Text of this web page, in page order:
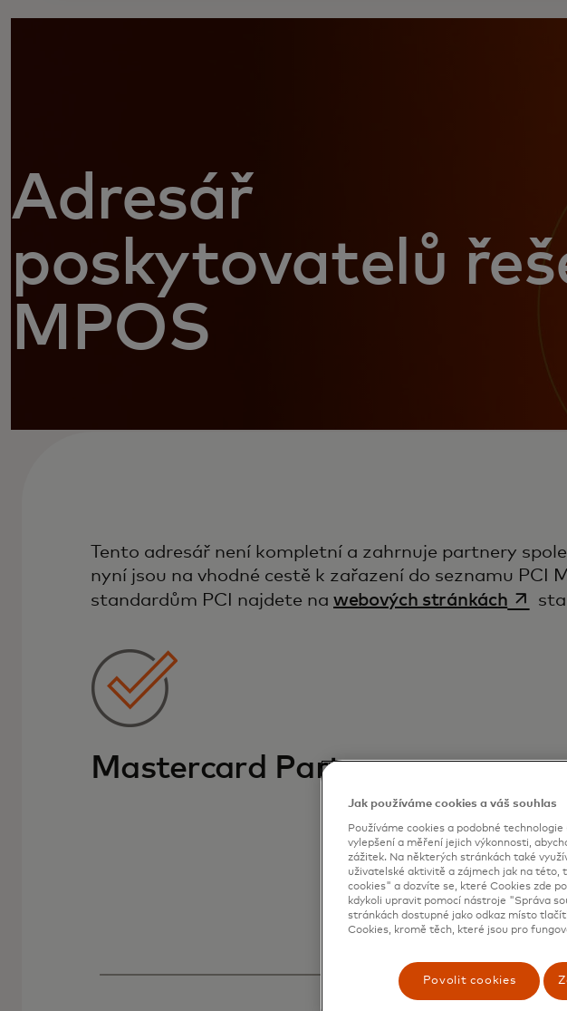
Adresář
poskytovatelů
MPOS
Tento adresář není kompletní a zahrnuje partnery
nyní jsou na vhodné cestě k zařazení do seznamu PCI
standardům PCI najdete na webových stránkáchopens
Mastercard Partners
Jak používáme cookies a váš souhlas
Používáme cookies a podobné
vylepšení a měření jejich výkonnosti,
zážitek. Na některých stránkách také
uživatelské aktivitě a zájmech jak na této,
cookies" a dozvíte se, které Cookies zde
kdykoli upravit pomocí nástroje "Správa
stránkách dostupné jako odkaz místo
Cookies, kromě těch, které jsou pro
Povolit cookies